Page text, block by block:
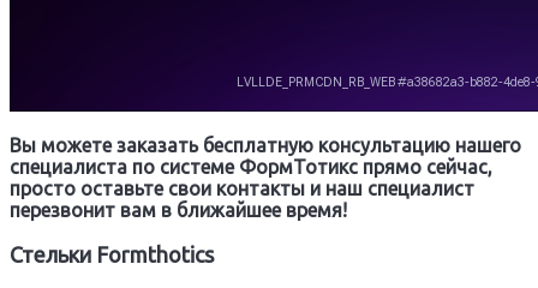
Вы можете заказать бесплатную консультацию нашего
специалиста по системе ФормТотикс прямо сейчас,
просто оставьте свои контакты и наш специалист
перезвонит вам в ближайшее время!
Стельки Formthotics